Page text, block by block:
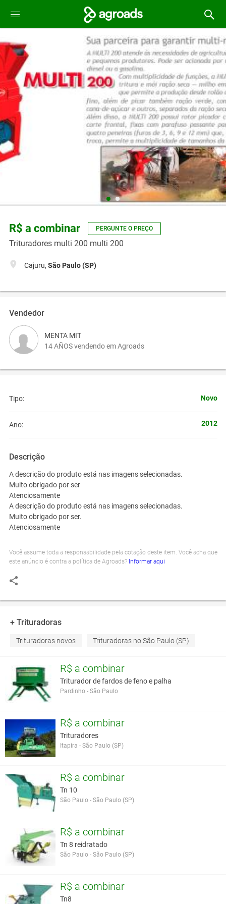
R$ a combinar PERGUNTE O PREÇO
Trituradores multi 200 multi 200
Cajuru, São Paulo (SP)
Vendedor
MENTA MIT
14 AÑOS vendendo em Agroads
Tipo: Novo
Ano: 2012
Descrição
A descrição do produto está nas imagens selecionadas.
Muito obrigado por ser
Atenciosamente
A descrição do produto está nas imagens selecionadas.
Muito obrigado por ser.
Atenciosamente
Você assume toda a responsabilidade pela cotação deste item. Você acha que
este anúncio é contra a política de Agroads? Informar aqui
+ Trituradoras
Trituradoras novos Trituradoras no São Paulo (SP)
R$ a combinar
Triturador de fardos de feno e palha
Pardinho - São Paulo
R$ a combinar
Trituradores
Itapira - São Paulo (SP)
R$ a combinar
Tn 10
São Paulo - São Paulo (SP)
R$ a combinar
Tn 8 reidratado
São Paulo - São Paulo (SP)
R$ a combinar
Tn8